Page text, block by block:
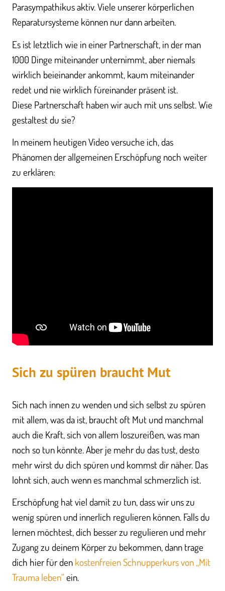
Parasympathikus aktiv. Viele unserer körperlichen
Reparatursysteme können nur dann arbeiten.
Es ist letztlich wie in einer Partnerschaft, in der man
1000 Dinge miteinander unternimmt, aber niemals
wirklich beieinander ankommt, kaum miteinander
redet und nie wirklich füreinander präsent ist.
Diese Partnerschaft haben wir auch mit uns selbst. Wie
gestaltest du sie?
In meinem heutigen Video versuche ich, das
Phänomen der allgemeinen Erschöpfung noch weiter
zu erklären:
Sich zu spüren braucht Mut
Sich nach innen zu wenden und sich selbst zu spüren
mit allem, was da ist, braucht oft Mut und manchmal
auch die Kraft, sich von allem loszureißen, was man
noch so tun könnte. Aber je mehr du das tust, desto
mehr wirst du dich spüren und kommst dir näher. Das
lohnt sich, auch wenn es manchmal schmerzlich ist.
Erschöpfung hat viel damit zu tun, dass wir uns zu
wenig spüren und innerlich regulieren können. Falls du
lernen möchtest, dich besser zu regulieren und mehr
Zugang zu deinem Körper zu bekommen, dann trage
dich hier für den kostenfreien Schnupperkurs von „Mit
Trauma leben“ein.